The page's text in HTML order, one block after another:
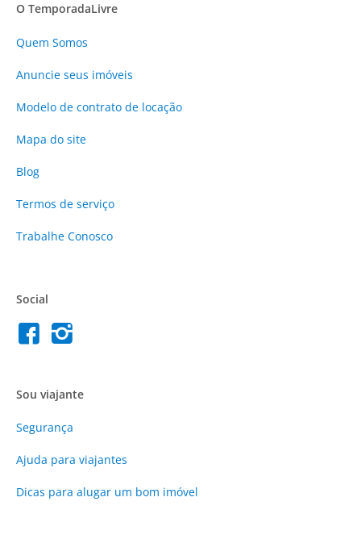
O TemporadaLivre
Quem Somos
Anuncie seus imóveis
Modelo de contrato de locação
Mapa do site
Blog
Termos de serviço
Trabalhe Conosco
Social
Sou viajante
Segurança
Ajuda para viajantes
Dicas para alugar um bom imóvel